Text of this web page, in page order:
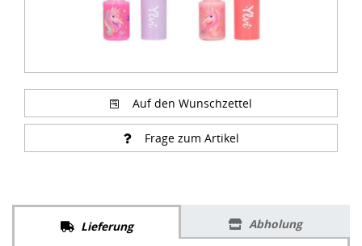
Auf den Wunschzettel
Frage zum Artikel
Lieferung Abholung